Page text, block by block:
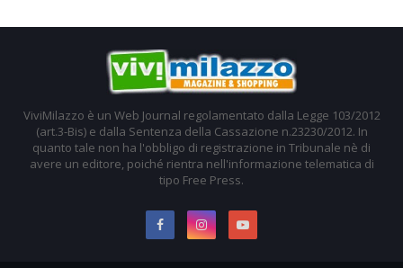
ViviMilazzo è un Web Journal regolamentato dalla Legge 103/2012
(art.3-Bis) e dalla Sentenza della Cassazione n.23230/2012. In
quanto tale non ha l'obbligo di registrazione in Tribunale nè di
avere un editore, poiché rientra nell'informazione telematica di
tipo Free Press.